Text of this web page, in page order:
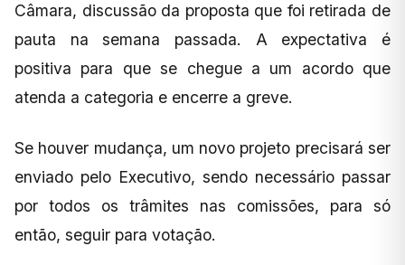
Câmara, discussão da proposta que foi retirada de
pauta na semana passada. A expectativa é
positiva para que se chegue a um acordo que
atenda a categoria e encerre a greve.
Se houver mudança, um novo projeto precisará ser
enviado pelo Executivo, sendo necessário passar
por todos os trâmites nas comissões, para só
então, seguir para votação.